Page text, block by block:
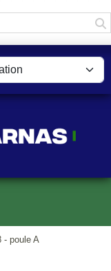
- poule A